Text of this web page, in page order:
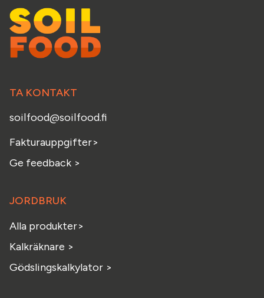
TA KONTAKT
soilfood@soilfood.fi
Fakturauppgifter>
Ge feedback >
JORDBRUK
Alla produkter>
Kalkräknare >
Gödslingskalkylator >